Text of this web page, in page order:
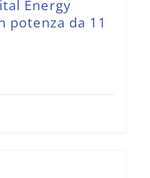
Energy
potenza da 11